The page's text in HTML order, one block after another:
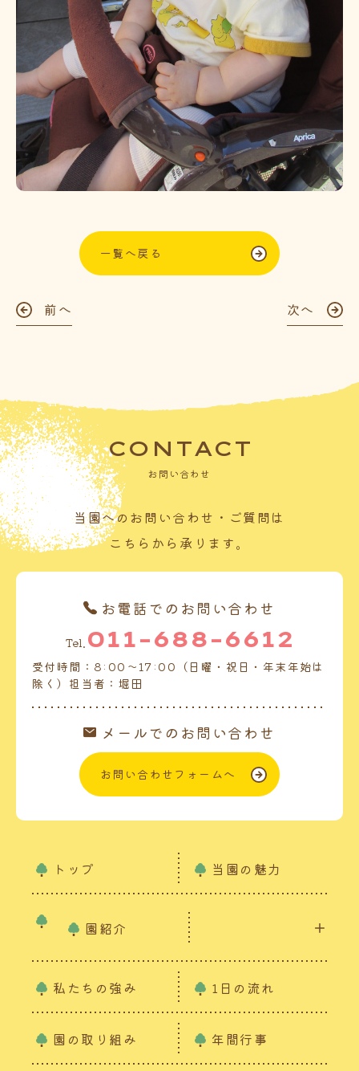
一覧へ戻る
前へ 次へ
CONTACT
お問い合わせ
当園へのお問い合わせ・ご質問は
こちらから承ります。
お電話でのお問い合わせ
Tel. 011-688-6612
受付時間：8:00～17:00（日曜・祝日・年末年始は
除く）担当者：堀田
メールでのお問い合わせ
お問い合わせフォームへ
トップ 当園の魅力
園紹介
私たちの強み 1日の流れ
園の取り組み 年間行事